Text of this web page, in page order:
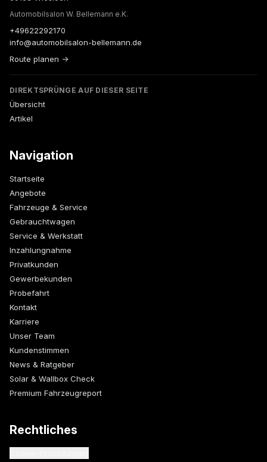
Automobilsalon W. Bellemann e.K.
+49622292170
info@automobilsalon-bellemann.de
Route planen →
DIREKTSPRÜNGE AUF DIESER SEITE
Übersicht
Artikel
Navigation
Startseite
Angebote
Fahrzeuge & Service
Gebrauchtwagen
Service & Werkstatt
Inzahlungnahme
Privatkunden
Gewerbekunden
Probefahrt
Kontakt
Karriere
Unser Team
Kundenstimmen
News & Ratgeber
Solar & Wallbox Check
Premium Fahrzeugreport
Rechtliches